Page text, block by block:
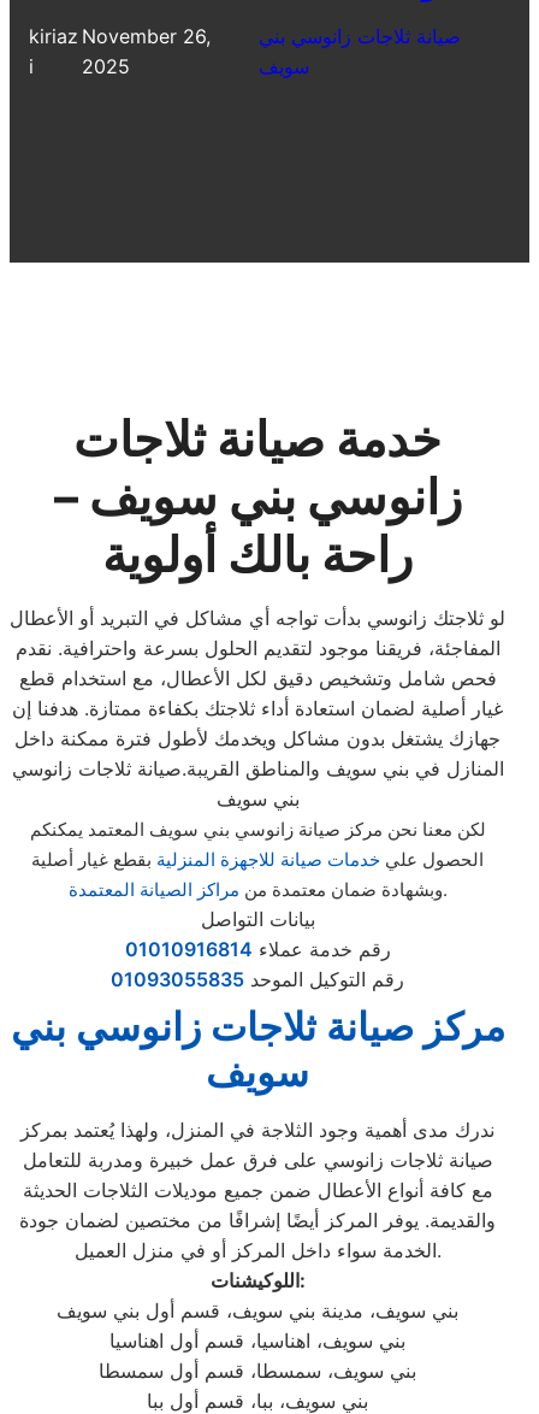
kiriaz
i
November 26,
2025
صيانة ثلاجات زانوسي بني
سويف
خدمة صيانة ثلاجات
زانوسي بني سويف –
راحة بالك أولوية
لو ثلاجتك زانوسي بدأت تواجه أي مشاكل في التبريد أو الأعطال
المفاجئة، فريقنا موجود لتقديم الحلول بسرعة واحترافية. نقدم
فحص شامل وتشخيص دقيق لكل الأعطال، مع استخدام قطع
غيار أصلية لضمان استعادة أداء ثلاجتك بكفاءة ممتازة. هدفنا إن
جهازك يشتغل بدون مشاكل ويخدمك لأطول فترة ممكنة داخل
المنازل في بني سويف والمناطق القريبة.صيانة ثلاجات زانوسي
بني سويف
لكن معنا نحن مركز صيانة زانوسي بني سويف المعتمد يمكنكم
الحصول علي خدمات صيانة للاجهزة المنزلية بقطع غيار أصلية
وبشهادة ضمان معتمدة من مراكز الصيانة المعتمدة .
بيانات التواصل
رقم خدمة عملاء 01010916814
رقم التوكيل الموحد 01093055835
مركز صيانة ثلاجات زانوسي بني
سويف
ندرك مدى أهمية وجود الثلاجة في المنزل، ولهذا يُعتمد بمركز
صيانة ثلاجات زانوسي على فرق عمل خبيرة ومدربة للتعامل
مع كافة أنواع الأعطال ضمن جميع موديلات الثلاجات الحديثة
والقديمة. يوفر المركز أيضًا إشرافًا من مختصين لضمان جودة
الخدمة سواء داخل المركز أو في منزل العميل.
اللوكيشنات:
بني سويف، مدينة بني سويف، قسم أول بني سويف
بني سويف، اهناسيا، قسم أول اهناسيا
بني سويف، سمسطا، قسم أول سمسطا
بني سويف، ببا، قسم أول ببا